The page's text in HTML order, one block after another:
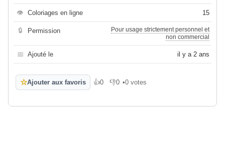
👁 Coloriages en ligne 15
🔒 Permission
Pour usage strictement personnel et
non commercial
📅 Ajouté le il y a 2 ans
☆Ajouter aux favoris 👍0
J'aime 👎0
Je n'aime pas
•0 votes